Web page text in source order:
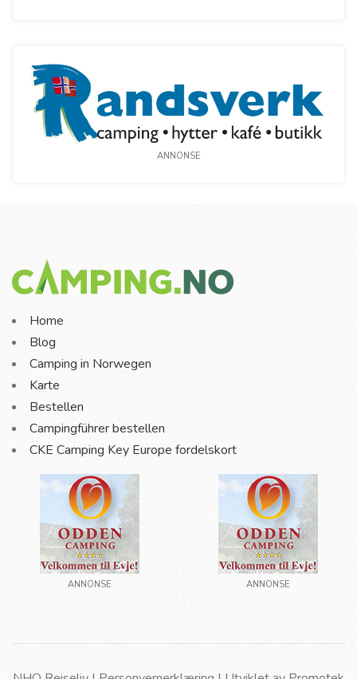
ANNONSE
Home
Blog
Camping in Norwegen
Karte
Bestellen
Campingführer bestellen
CKE Camping Key Europe fordelskort
ANNONSE ANNONSE